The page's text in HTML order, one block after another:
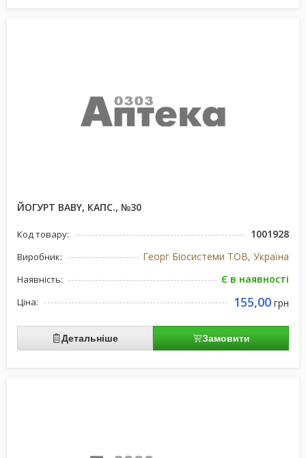
ЙОГУРТ BABY, КАПС., №30
Код товару: 1001928
Виробник: Георг Біосистеми ТОВ, Україна
Наявність: Є в наявності
Ціна: 155,00 грн
Детальніше Замовити